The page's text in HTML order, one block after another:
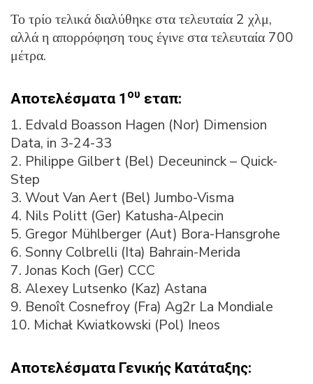
Το τρίο τελικά διαλύθηκε στα τελευταία 2 χλμ,
αλλά η απορρόφηση τους έγινε στα τελευταία 700
μέτρα.
Αποτελέσματα 1 ου εταπ:
1. Edvald Boasson Hagen (Nor) Dimension
Data, in 3-24-33
2. Philippe Gilbert (Bel) Deceuninck – Quick-
Step
3. Wout Van Aert (Bel) Jumbo-Visma
4. Nils Politt (Ger) Katusha-Alpecin
5. Gregor Mühlberger (Aut) Bora-Hansgrohe
6. Sonny Colbrelli (Ita) Bahrain-Merida
7. Jonas Koch (Ger) CCC
8. Alexey Lutsenko (Kaz) Astana
9. Benoît Cosnefroy (Fra) Ag2r La Mondiale
10. Michał Kwiatkowski (Pol) Ineos
Αποτελέσματα Γενικής Κατάταξης: